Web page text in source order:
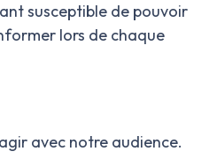
susceptible de pouvoir
lors de chaque
avec notre audience.